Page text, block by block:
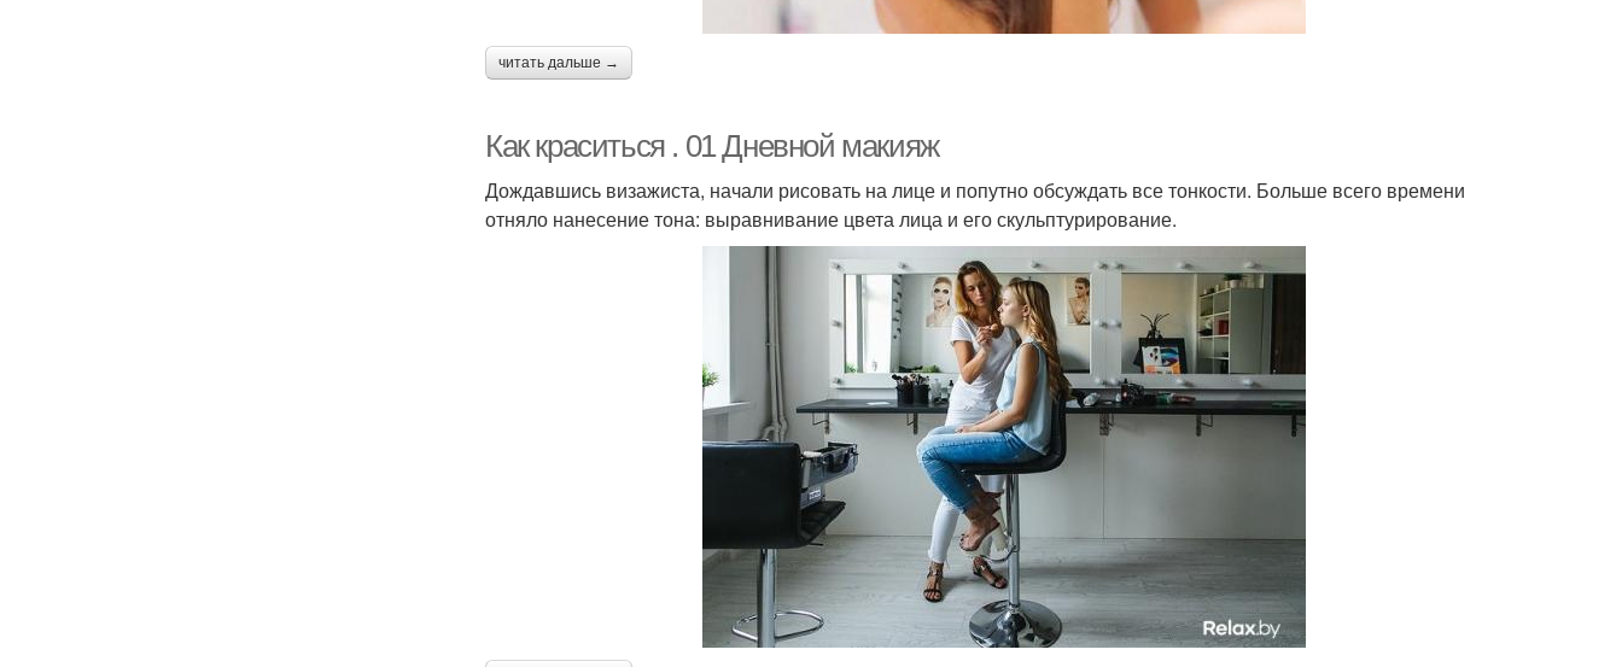
читать дальше →
Как краситься . 01 Дневной макияж
Дождавшись визажиста, начали рисовать на лице и попутно обсуждать все тонкости. Больше всего времени
отняло нанесение тона: выравнивание цвета лица и его скульптурирование.